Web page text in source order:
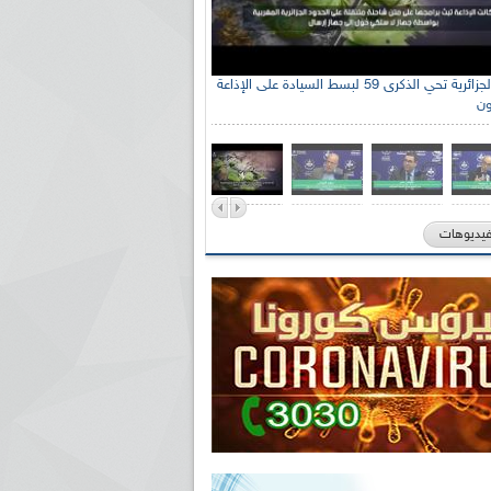
الإذاعة الجزائرية تحي الذكرى 59 لبسط السيادة على الإذاعة